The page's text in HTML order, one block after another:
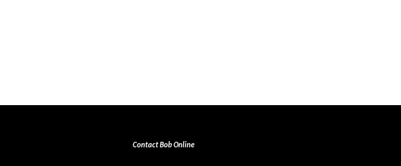
Contact Bob Online